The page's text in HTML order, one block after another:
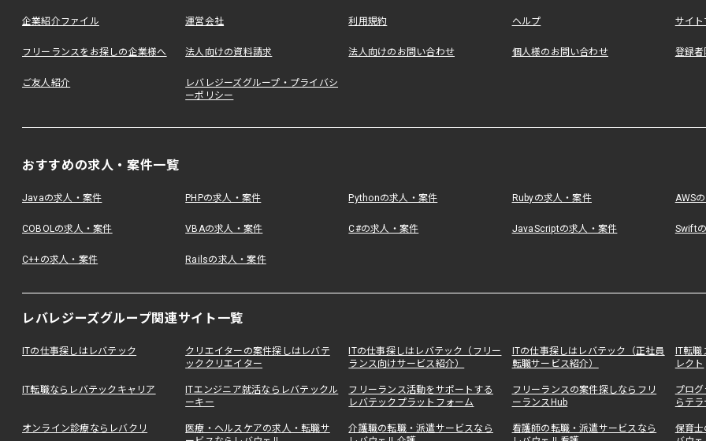
企業紹介ファイル 運営会社 利用規約 ヘルプ サイ
フリーランスをお探しの企業様へ 法人向けの資料請求 法人向けのお問い合わせ 個人様のお問い合わせ 登録者
ご友人紹介
レバレジーズグループ・プライバシ
ーポリシー
おすすめの求人・案件一覧
Javaの求人・案件 PHPの求人・案件 Pythonの求人・案件 Rubyの求人・案件 AWS
COBOLの求人・案件 VBAの求人・案件 C#の求人・案件 JavaScriptの求人・案件 Swift
C++の求人・案件 Railsの求人・案件
レバレジーズグループ関連サイト一覧
ITの仕事探しはレバテック
クリエイターの案件探しはレバテ
ッククリエイター
ITの仕事探しはレバテック（フリー
ランス向けサービス紹介）
ITの仕事探しはレバテック（正社員
転職サービス紹介）
IT転
レクト
IT転職ならレバテックキャリア
ITエンジニア就活ならレバテックル
ーキー
フリーランス活動をサポートする
レバテックプラットフォーム
フリーランスの案件探しならフリ
ーランスHub
プロ
らテ
オンライン診療ならレバクリ
医療・ヘルスケアの求人・転職サ
介護職の転職・派遣サービスなら
看護師の転職・派遣サービスなら
保育